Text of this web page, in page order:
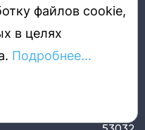
уже наступило. Мы
технологиях,
и людях, которые
и будущее.
файлов cookie,
в целях
Подробнее...